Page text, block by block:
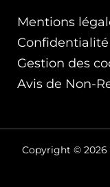
Mentions
Confidentialité
Gestion des
Avis de Non-
Copyright © 2026